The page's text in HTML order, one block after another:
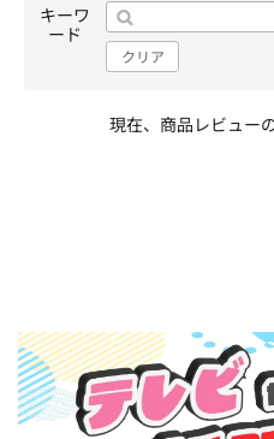
キーワ
ード
クリア
現在、商品レビュー